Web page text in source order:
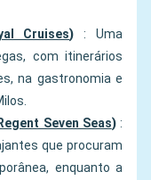
Cruises) : Uma
com itinerários
na gastronomia e
Regent Seven Seas):
que procuram
enquanto a